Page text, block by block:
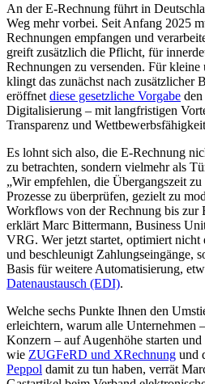
An der E-Rechnung führt in
Weg mehr vorbei. Seit Anfang 2025
Rechnungen empfangen und
greift zusätzlich die Pflicht, für
Rechnungen zu versenden. Für
klingt das zunächst nach zusätzlicher
eröffnet diese gesetzliche Vorgabe
Digitalisierung – mit langfristigen
Transparenz und
Es lohnt sich also, die E-Rechnung
zu betrachten, sondern vielmehr als
„Wir empfehlen, die Übergangszeit zu
Prozesse zu überprüfen, gezielt zu
Workflows von der Rechnung bis zur
erklärt Marc Bittermann, Business
VRG. Wer jetzt startet, optimiert nicht
und beschleunigt Zahlungseingänge,
Basis für weitere Automatisierung,
Datenaustausch (EDI).
Welche sechs Punkte Ihnen den
erleichtern, warum alle Unternehmen
Konzern – auf Augenhöhe starten und
wie ZUGFeRD und XRechnung und
Peppol damit zu tun haben, verrät